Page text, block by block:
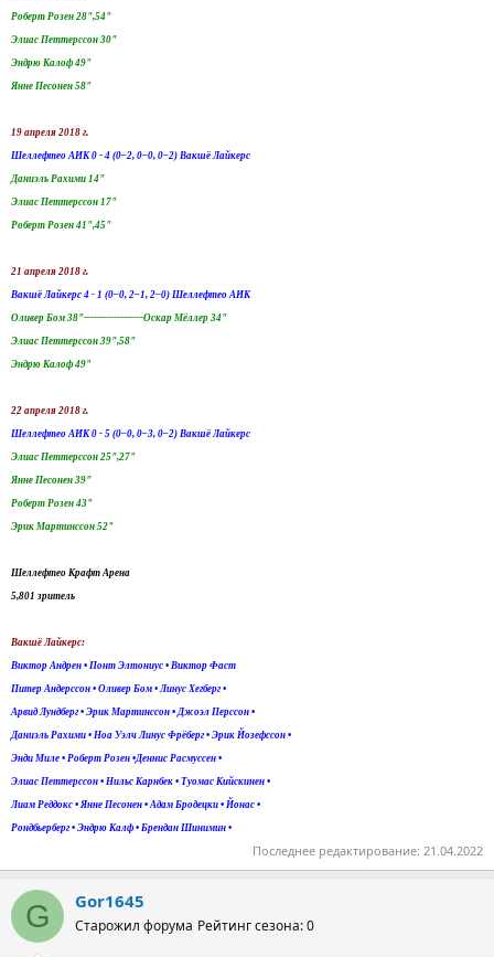
Роберт Розен 28",54"
Элиас Петтерссон 30"
Эндрю Калоф 49"
Янне Песонен 58"
19 апреля 2018 г.
Шеллефтео АИК 0 - 4 (0–2, 0–0, 0–2) Вакшё Лайкерс
Даниэль Рахими 14"
Элиас Петтерссон 17"
Роберт Розен 41",45"
21 апреля 2018 г.
Вакшё Лайкерс 4 - 1 (0–0, 2–1, 2–0) Шеллефтео АИК
Оливер Бом 38"------------------Оскар Мёллер 34"
Элиас Петтерссон 39",58"
Эндрю Калоф 49"
22 апреля 2018 г.
Шеллефтео АИК 0 - 5 (0–0, 0–3, 0–2) Вакшё Лайкерс
Элиас Петтерссон 25",27"
Янне Песонен 39"
Роберт Розен 43"
Эрик Мартинссон 52"
Шеллефтео Крафт Арена
5,801 зритель
Вакшё Лайкерс:
Виктор Андрен • Понт Элтониус • Виктор Фаст
Питер Андерссон • Оливер Бом • Линус Хегберг •
Арвид Лундберг • Эрик Мартинссон • Джоэл Перссон •
Даниэль Рахими • Ноа Уэлч Линус Фрёберг • Эрик Йозефссон •
Энди Миле • Роберт Розен •Деннис Расмуссен •
Элиас Петтерссон • Нильс Карнбек • Туомас Кийскинен •
Лиам Реддокс • Янне Песонен • Адам Бродецки • Йонас •
Рондбьерберг • Эндрю Калф • Брендан Шинимин •
Последнее редактирование: 21.04.2022
G Gor1645
Старожил форума Рейтинг сезона: 0